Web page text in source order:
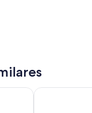
Mt Cook Lodge